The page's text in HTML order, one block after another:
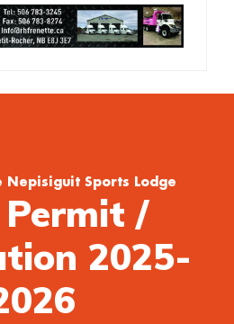
Nepisiguit Sports Lodge
/
2025-